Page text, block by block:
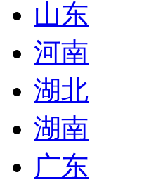
山东
河南
湖北
湖南
广东